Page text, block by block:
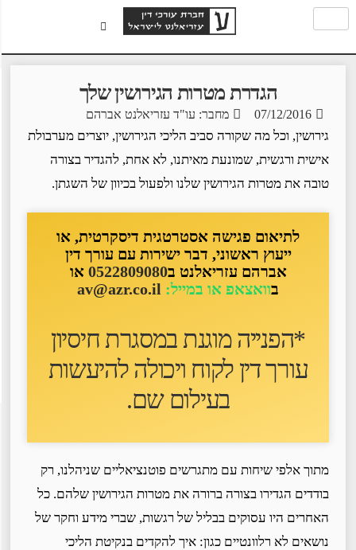
הגדרת מטרות הגירושין שלך
07/12/2016 מחבר: עו"ד עזריאלנט אברהם
גירושין, וכל מה שקורה סביב הליכי הגירושין, יוצרים מערבולת
אישית ורגשית, שמונעת מאיתנו, לא אחת, להגדיר בצורה
טובה את מטרות הגירושין שלנו ולפעול בכיוון של השגתן.
לתיאום פגישה אסטרטגית דיסקרטית, או
ייעוץ ראשוני, דבר ישירות עם עורך דין
אברהם עזריאלנט ב0522809080או
בוואצאפ או במייל:av@azr.co.il
*הפנייה מוגנת במסגרת חיסיון
עורך דין לקוח ו יכולה להיעשות
בעילום שם.
מתוך אלפי שיחות עם מתגרשים פוטנציאליים שניהלנו, רק
בודדים הגדירו בצורה ברורה את מטרות הגירושין שלהם. כל
האחרים היו עסוקים בבליל של רגשות, שברי מידע וחקר של
נושאים לא רלוונטיים כגון: איך להקדים בנקיטת הליכי